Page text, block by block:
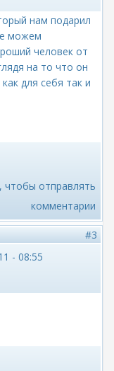
нам подарил
можем
человек от
на то что он
для себя так и
, чтобы отправлять
комментарии
#3
- 08:55